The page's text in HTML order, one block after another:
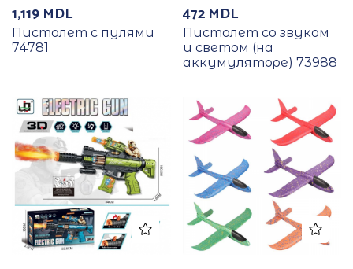
1,119 MDL
Пистолет с пулями
74781
472 MDL
Пистолет со звуком
и светом (на
аккумуляторе) 73988